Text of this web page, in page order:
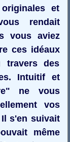
et
rendait
vous aviez
ces idéaux
travers des
Intuitif et
ne vous
vos
s'en suivait
même